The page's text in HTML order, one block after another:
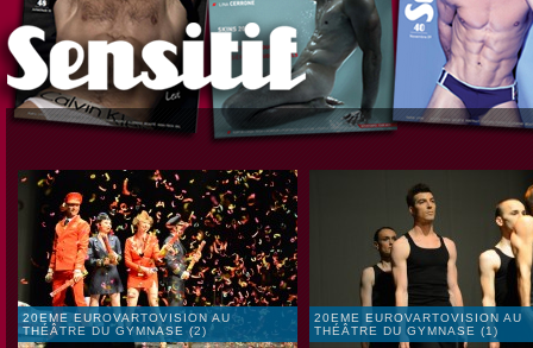
20EME EUROVARTOVISION AU
THÉÂTRE DU GYMNASE (2)
20EME EUROVARTOVISION AU
THÉÂTRE DU GYMNASE (1)